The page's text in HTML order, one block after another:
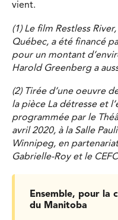
vient.
(1) Le film Restless
Québec, a été financé
pour un montant
Harold Greenberg a
(2) Tirée d’une oeuvre
la pièce La détresse et
programmée par le
avril 2020, à la Salle
Winnipeg, en
Gabrielle-Roy et le
Ensemble, pour la
du Manitoba